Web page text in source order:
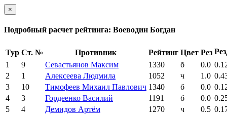
×
Подробный расчет рейтинга: Воеводин Богдан
Тур Ст. № Противник Рейтинг Цвет Рез Рез
1 9 Севастьянов Максим 1330 б 0.0
2
1 Алексеева Людмила 1052 ч 1.0
3
10 Тимофеев Михаил Павлович 1340 б 0.0
4
3 Гордеенко Василий 1191 б 0.0
5
4 Демидов Артём 1270 ч 0.5